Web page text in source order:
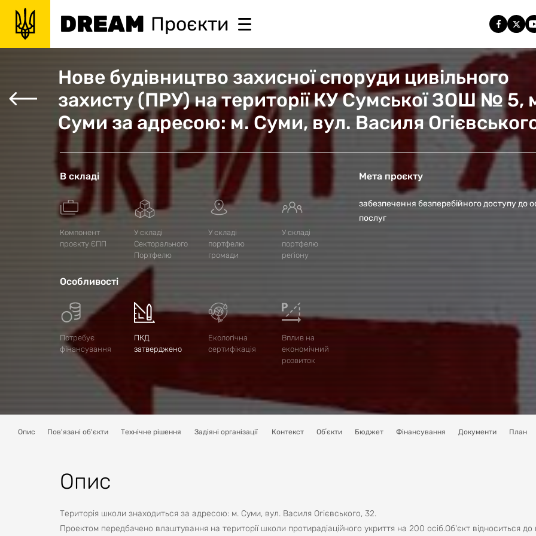
DREAM Проєкти
Нове будівництво захисної споруди цивільного
захисту (ПРУ) на території КУ Сумської ЗОШ № 5,
Суми за адресою: м. Суми, вул. Василя
В складі
Компонент
проєкту ЄПП
У складі
Секторального
Портфелю
У складі
портфелю
громади
У складі
портфелю
регіону
Особливості
Потребує
фінансування
ПКД
затверджено
Екологічна
сертифікація
Вплив на
економічний
розвиток
Мета проєкту
забезпечення безперебійного доступу до
послуг
Опис Пов'язані об'єкти Технічне рішення Задіяні організації Контекст Обʼєкти Бюджет Фінансування Документи План
Опис
Територія школи знаходиться за адресою: м. Суми, вул. Василя Огієвського, 32.
Проектом передбачено влаштування на території школи протирадіаційного укриття на 200 осіб.Об'єкт відноситься до